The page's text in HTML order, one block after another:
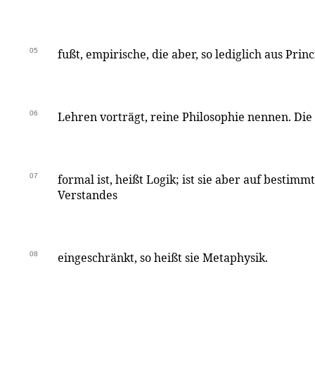
05 fußt, empirische, die aber, so lediglich aus
06 Lehren vorträgt, reine Philosophie nennen.
07
formal ist, heißt Logik; ist sie aber auf
Verstandes
08 eingeschränkt, so heißt sie Metaphysik.